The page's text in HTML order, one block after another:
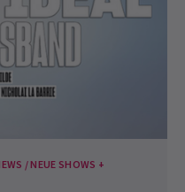
/ NEUE SHOWS +